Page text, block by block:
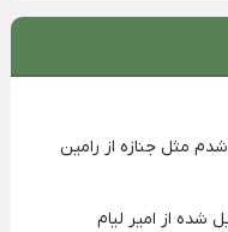
مثل جنازه از رامین
شده از امیر لیام